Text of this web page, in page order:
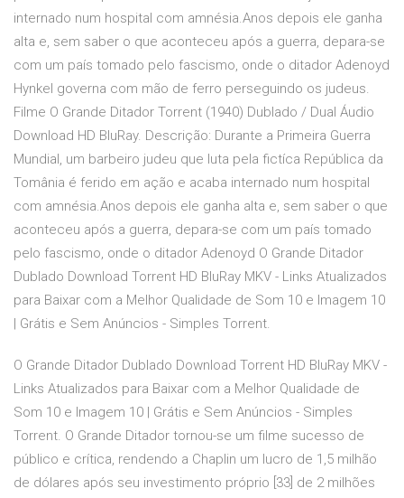
internado num hospital com amnésia.Anos depois ele ganha
alta e, sem saber o que aconteceu após a guerra, depara-se
com um país tomado pelo fascismo, onde o ditador Adenoyd
Hynkel governa com mão de ferro perseguindo os judeus.
Filme O Grande Ditador Torrent (1940) Dublado / Dual Áudio
Download HD BluRay. Descrição: Durante a Primeira Guerra
Mundial, um barbeiro judeu que luta pela fictíca República da
Tomânia é ferido em ação e acaba internado num hospital
com amnésia.Anos depois ele ganha alta e, sem saber o que
aconteceu após a guerra, depara-se com um país tomado
pelo fascismo, onde o ditador Adenoyd O Grande Ditador
Dublado Download Torrent HD BluRay MKV - Links Atualizados
para Baixar com a Melhor Qualidade de Som 10 e Imagem 10
| Grátis e Sem Anúncios - Simples Torrent.
O Grande Ditador Dublado Download Torrent HD BluRay MKV -
Links Atualizados para Baixar com a Melhor Qualidade de
Som 10 e Imagem 10 | Grátis e Sem Anúncios - Simples
Torrent. O Grande Ditador tornou-se um filme sucesso de
público e crítica, rendendo a Chaplin um lucro de 1,5 milhão
de dólares após seu investimento próprio [33] de 2 milhões